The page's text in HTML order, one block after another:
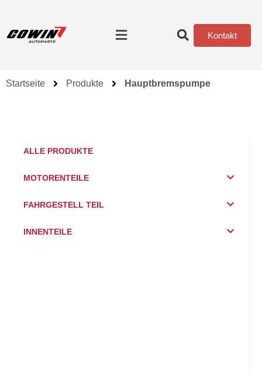
Kontakt
Startseite Produkte Hauptbremspumpe
ALLE PRODUKTE
MOTORENTEILE
FAHRGESTELL TEIL
INNENTEILE